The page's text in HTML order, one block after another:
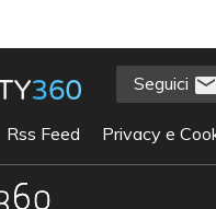
Seguici
Rss Feed Privacy e